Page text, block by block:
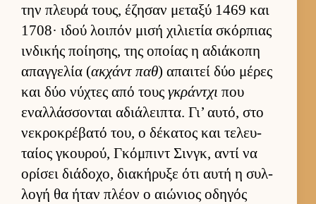
την πλευρά τους, έζησαν μεταξύ 1469 και
1708· ιδού λοι­πόν μισή χιλιε­τία σκόρ­πιας
ιν­δικής ποί­ησης, της οποίας η αδιάκοπη
απαγ­γελία (ακ­χάντ παθ) απαι­τεί δύο μέρες
και δύο νύχτες από τους γκράντχι που
εναλ­λάσ­σονται αδιάλει­πτα. Γι’ αυ­τό, στο
νεκροκρέβατό του, ο δέκατος και τελευ­
ταίος γκου­ρού, Γκόμπιντ Σιν­γκ, αντί να
ορίσει διάδοχο, δια­κήρυξε ότι αυτή η συλ­
λογή θα ήταν πλέον ο αιώνιος οδηγός